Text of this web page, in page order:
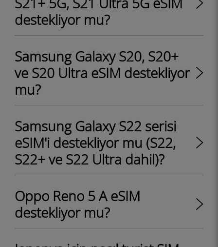
destekliyor mu?
Samsung Galaxy S20, S20+
ve S20 Ultra eSIM destekliyor
mu?
Samsung Galaxy S22 serisi
eSIM'i destekliyor mu (S22,
S22+ ve S22 Ultra dahil)?
Oppo Reno 5 A eSIM
destekliyor mu?